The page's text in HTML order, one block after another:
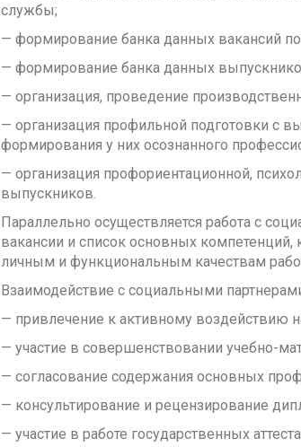
службы;
— формирование банка данных вакансий
— формирование банка данных
— организация, проведение
— организация профильной подготовки с
формирования у них осознанного
— организация профориентационной,
выпускников.
Параллельно осуществляется работа с
вакансии и список основных
личным и функциональным качествам
Взаимодействие с социальными
— привлечение к активному воздействию
— участие в совершенствовании учебно-
— согласование содержания основных
— консультирование и рецензирование
— участие в работе государственных